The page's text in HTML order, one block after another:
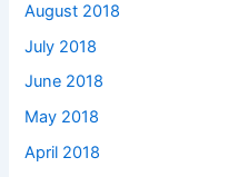
August 2018
July 2018
June 2018
May 2018
April 2018